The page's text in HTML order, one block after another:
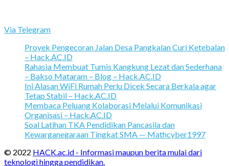
Via Telegram
Proyek Pengecoran Jalan Desa Pangkalan Curi Ketebalan
– Hack.AC.ID
Rahasia Membuat Tumis Kangkung Lezat dan Sederhana
– Bakso Mataram – Blog – Hack.AC.ID
Ini Alasan WiFi Rumah Perlu Dicek Secara Berkala agar
Tetap Stabil – Hack.AC.ID
Membaca Peluang Kolaborasi Melalui Komunikasi
Organisasi – Hack.AC.ID
Soal Latihan TKA Pendidikan Pancasila dan
Kewarganegaraan Tingkat SMA — Mathcyber1997
© 2022 HACK.ac.id - Informasi maupun berita mulai dari
teknologi hingga pendidikan.